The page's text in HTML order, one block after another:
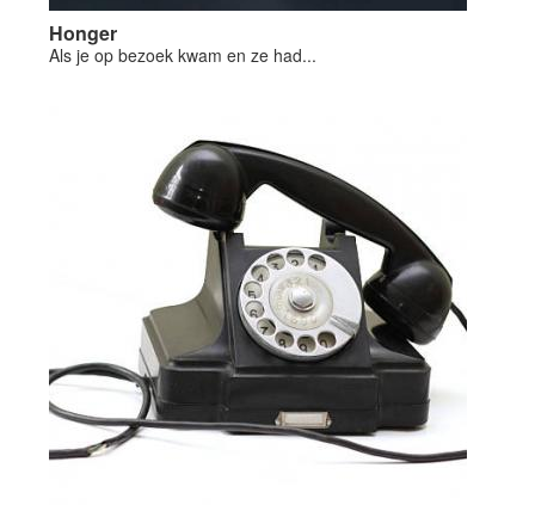
Honger
Als je op bezoek kwam en ze had...